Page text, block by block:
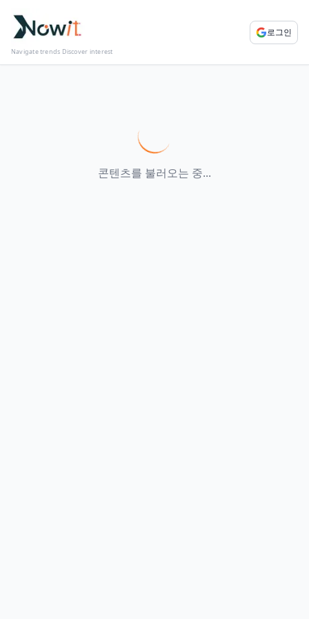
Navigate trends Discover interest
로그인
콘텐츠를 불러오는 중...